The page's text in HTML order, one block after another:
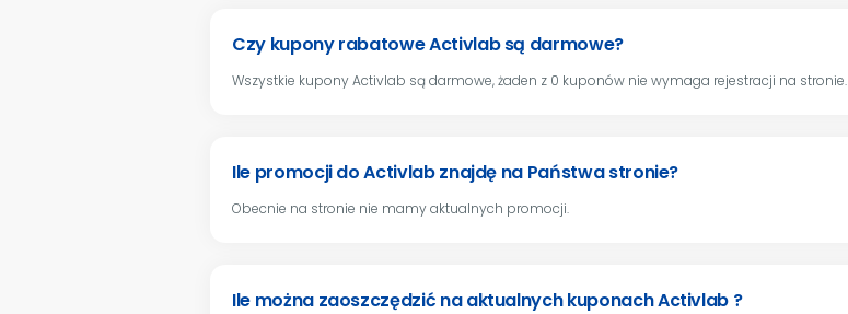
Czy kupony rabatowe Activlab są darmowe?
Wszystkie kupony Activlab są darmowe, żaden z 0 kuponów nie wymaga rejestracji na stronie.
Ile promocji do Activlab znajdę na Państwa stronie?
Obecnie na stronie nie mamy aktualnych promocji.
Ile można zaoszczędzić na aktualnych kuponach Activlab ?